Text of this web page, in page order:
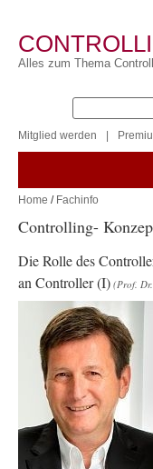
Alles zum Thema
Mitglied werden
Home / Fachinfo
Controlling-
Die Rolle des
an Controller (I) (Prof.